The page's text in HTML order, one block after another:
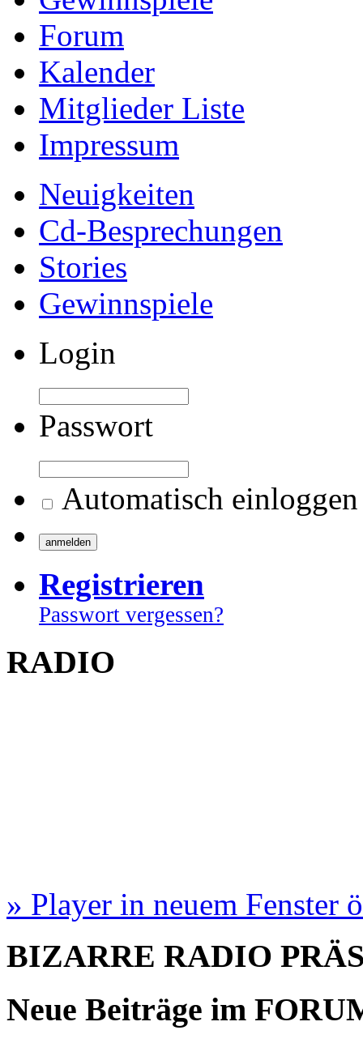
Forum
Kalender
Mitglieder Liste
Impressum
Neuigkeiten
Cd-Besprechungen
Stories
Gewinnspiele
Login
Passwort
Automatisch einloggen
Registrieren
Passwort vergessen?
RADIO
» Player in neuem Fenster
BIZARRE RADIO
Neue Beiträge im